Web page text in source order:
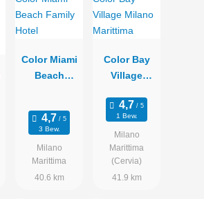
Color Miami
Beach
3 Bew.
Milano
Marittima
40.6 km
Color Bay
Village
Marittima
1 Bew.
Milano
Marittima
(Cervia)
41.9 km